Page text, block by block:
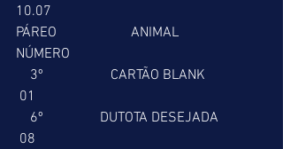
10.07
PÁREO                     ANIMAL
NÚMERO
01
08